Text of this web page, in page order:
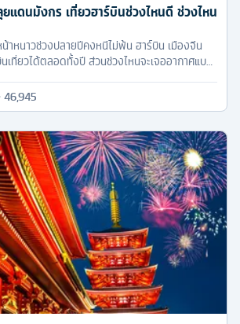
แดนมังกร เที่ยวฮาร์บินช่วงไหนดี ช่วงไหน
าหนาวช่วงปลายปีคงหนีไม่พ้น ฮาร์บิน เมืองจีน
เที่ยวได้ตลอดทั้งปี ส่วนช่วงไหนจะเจออากาศแบบ
46,945